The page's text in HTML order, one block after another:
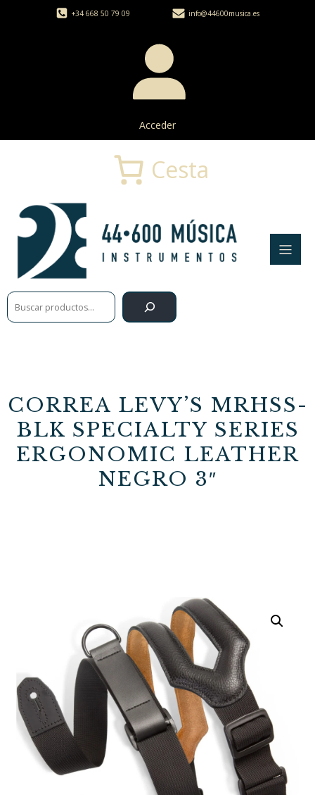
+34 668 50 79 09 info@44600musica.es
Acceder
Buscar
Cesta
CORREA LEVY’S MRHSS-
BLK SPECIALTY SERIES
ERGONOMIC LEATHER
NEGRO 3″